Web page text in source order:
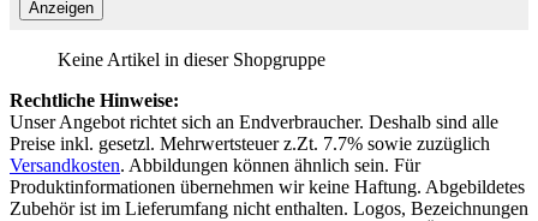
Keine Artikel in dieser Shopgruppe
Rechtliche Hinweise:
Unser Angebot richtet sich an Endverbraucher. Deshalb sind alle
Preise inkl. gesetzl. Mehrwertsteuer z.Zt. 7.7% sowie zuzüglich
Versandkosten. Abbildungen können ähnlich sein. Für
Produktinformationen übernehmen wir keine Haftung. Abgebildetes
Zubehör ist im Lieferumfang nicht enthalten. Logos, Bezeichnungen